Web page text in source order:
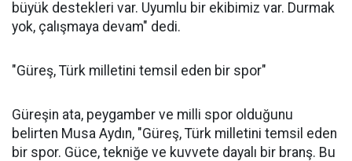
büyük destekleri var. Uyumlu bir ekibimiz var. Durmak
yok, çalışmaya devam" dedi.
"Güreş, Türk milletini temsil eden bir spor"
Güreşin ata, peygamber ve milli spor olduğunu
belirten Musa Aydın, "Güreş, Türk milletini temsil eden
bir spor. Güce, tekniğe ve kuvvete dayalı bir branş. Bu